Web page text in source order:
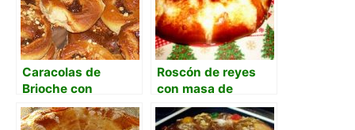
Caracolas de
Brioche con
mermelada y
frutillas
Roscón de reyes
con masa de
arranque